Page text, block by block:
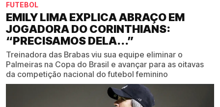
FUTEBOL
EMILY LIMA EXPLICA ABRAÇO EM
JOGADORA DO CORINTHIANS:
“PRECISAMOS DELA...”
Treinadora das Brabas viu sua equipe eliminar o
Palmeiras na Copa do Brasil e avançar para as oitavas
da competição nacional do futebol feminino